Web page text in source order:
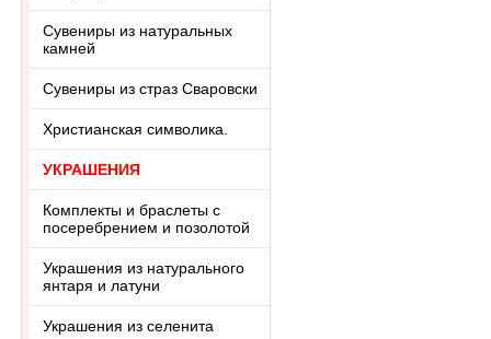
Сувениры из натуральных
камней
Сувениры из страз Сваровски
Христианская символика.
УКРАШЕНИЯ
Комплекты и браслеты с
посеребрением и позолотой
Украшения из натурального
янтаря и латуни
Украшения из селенита